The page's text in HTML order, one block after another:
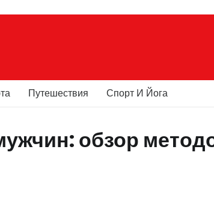
Путешествия Спорт И Йога
обзор